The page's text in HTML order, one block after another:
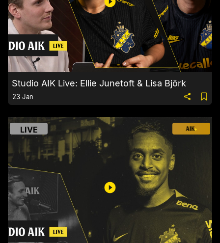
Studio AIK Live: Ellie Junetoft & Lisa Björk
23 Jan
LIVE